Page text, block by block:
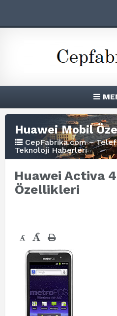
Huawei Mobil
CepFabrika.com –
Teknoloji Haberleri
Huawei Activa
Özellikleri
- +